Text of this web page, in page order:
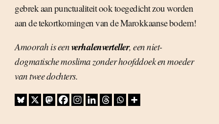
gebrek aan punctualiteit ook toegedicht zou worden
aan de tekortkomingen van de Marokkaanse bodem!
Amoorah is eenverhalenverteller, een niet-
dogmatische moslima zonder hoofddoek en moeder
van twee dochters.